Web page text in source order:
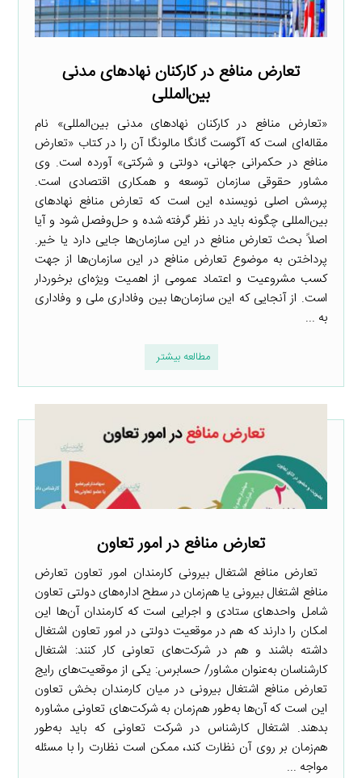
تعارض منافع در کارکنان نهادهای مدنی
بین‌المللی
«تعارض منافع در کارکنان نهادهای مدنی بین‌المللی» نام
مقاله‌ای است که آگوست گانگا مالونگا آن را در کتاب «تعارض
منافع در حکمرانی جهانی، دولتی و شرکتی» آورده است. وی
مشاور حقوقی سازمان توسعه و همکاری اقتصادی است.
پرسش اصلی نویسنده این است که تعارض منافع نهادهای
بین‌المللی چگونه باید در نظر گرفته شده و حل‌وفصل شود و آیا
اصلاً بحث تعارض منافع در این سازمان‌ها جایی دارد یا خیر.
پرداختن به موضوع تعارض منافع در این سازمان‌ها از جهت
کسب مشروعیت و اعتماد عمومی از اهمیت ویژه‌ای برخوردار
است. از آنجایی که این سازمان‌ها بین وفاداری ملی و وفاداری
به ...
مطالعه بیشتر
تعارض منافع در امور تعاون
تعارض منافع اشتغال بیرونی کارمندان امور تعاون تعارض
منافع اشتغال بیرونی یا هم‌زمان در سطح اداره‌های دولتی تعاون
شامل واحدهای ستادی و اجرایی است که کارمندان آن‌ها این
امکان را دارند که هم در موقعیت دولتی در امور تعاون اشتغال
داشته باشند و هم در شرکت‌های تعاونی کار کنند: اشتغال
کارشناسان به‌عنوان مشاور/ حسابرس: یکی از موقعیت‌های رایج
تعارض منافع اشتغال بیرونی در میان کارمندان بخش تعاون
این است که آن‌ها به‌طور هم‌زمان به شرکت‌های تعاونی مشاوره
بدهند. اشتغال کارشناس در شرکت تعاونی که باید به‌طور
هم‌زمان بر روی آن نظارت کند، ممکن است نظارت را با مسئله
مواجه ...